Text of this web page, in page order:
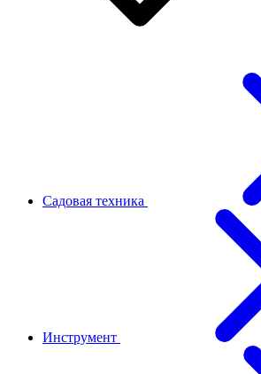
Садовая техника
Инструмент